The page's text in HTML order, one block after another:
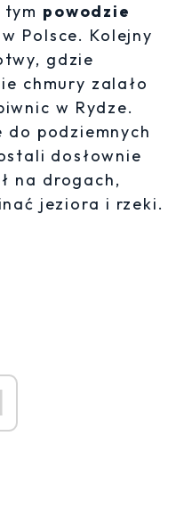
powodzie
Polsce. Kolejny
gdzie
chmury zalało
w Rydze.
do podziemnych
dosłownie
na drogach,
jeziora i rzeki.